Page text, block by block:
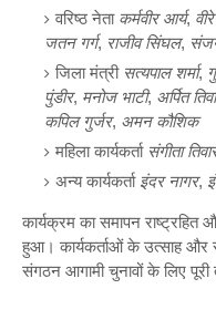
वरिष्ठ नेता कर्मवीर आर्य,
जतन गर्ग, राजीव सिंघल,
जिला मंत्री सत्यपाल शर्मा,
पुंडीर, मनोज भाटी, अर्पित
कपिल गुर्जर, अमन कौशिक
महिला कार्यकर्ता संगीता
अन्य कार्यकर्ता इंदर नागर,
कार्यक्रम का समापन
हुआ। कार्यकर्ताओं के उत्साह और
संगठन आगामी चुनावों के लिए पूरी